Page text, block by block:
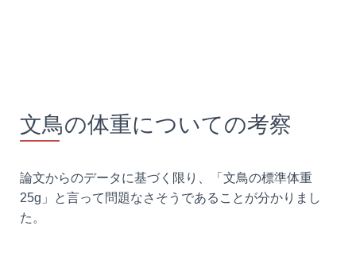
文鳥の体重についての考察
論文からのデータに基づく限り、「文鳥の標準体重
25g」と言って問題なさそうであることが分かりまし
た。